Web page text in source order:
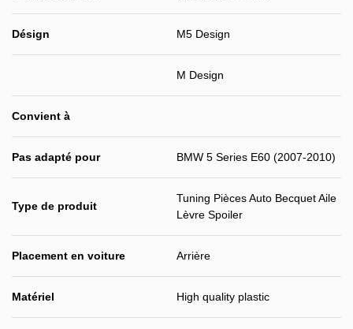
Désign M5 Design
M Design
Convient à
Pas adapté pour BMW 5 Series E60 (2007-2010)
Type de produit
Tuning Pièces Auto Becquet Aile
Lèvre Spoiler
Placement en voiture Arrière
Matériel High quality plastic